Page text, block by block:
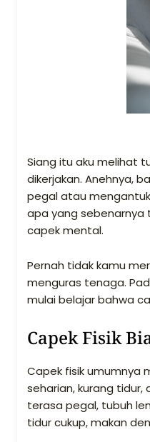
Siang itu aku melihat
dikerjakan. Anehnya,
pegal atau
apa yang sebenarnya
capek mental.
Pernah tidak kamu
menguras tenaga.
mulai belajar bahwa
Capek Fisik
Capek fisik umumnya
seharian, kurang
terasa pegal, tubuh
tidur cukup, makan